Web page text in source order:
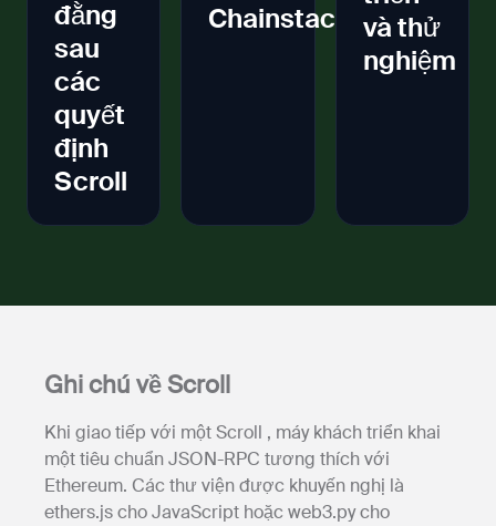
đằng
sau
các
quyết
định
Scroll
Chainstack
và thử
nghiệm
Ghi chú về Scroll
Khi giao tiếp với một Scroll , máy khách triển khai
một tiêu chuẩn JSON-RPC tương thích với
Ethereum. Các thư viện được khuyến nghị là
ethers.js cho JavaScript hoặc web3.py cho